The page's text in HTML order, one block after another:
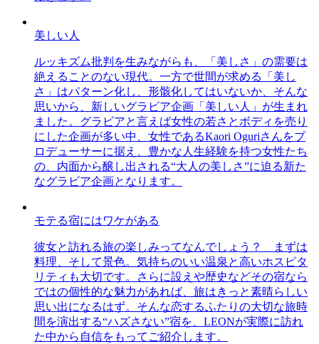
美しい人
ルッキズム批判を生みながらも、「美しさ」の需要は
絶えることのない現代。一方で世間が求める「美し
さ」はパターン化し、形骸化してはいないか、そんな
思いから、新しいグラビア企画「美しい人」が生まれ
ました。グラビアと言えば女性の若さとボディを売り
にした企画が多い中、女性であるKaori Oguriさんをプ
ロデューサーに据え、豊かな人生経験を持つ女性たち
の、内面から醸し出される“大人の美しさ”に迫る新た
なグラビア企画となります。
モテる宿にはワケがある
彼女と訪れる旅の楽しみってなんでしょう？ まずは
料理、そして景色。気持ちのいい温泉と高いホスピタ
リティも大切です。さらに設えや歴史などその宿なら
ではの個性的な魅力があれば、旅はきっと素晴らしい
思い出になるはず。そんな恋するふたりの大切な旅時
間を演出する“ハズさない”宿を、LEONが実際に訪れ
た中から自信をもってご紹介します。